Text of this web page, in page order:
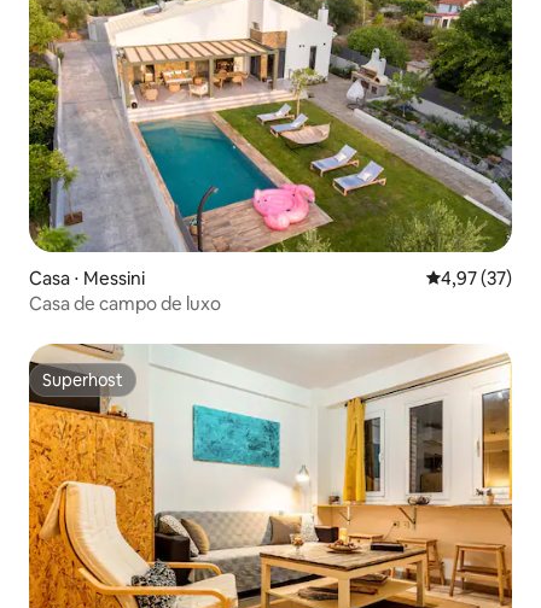
Casa ⋅ Messini 4,97 de uma
4,97 (37)
Casa de campo de luxo
Superhost
Superhost